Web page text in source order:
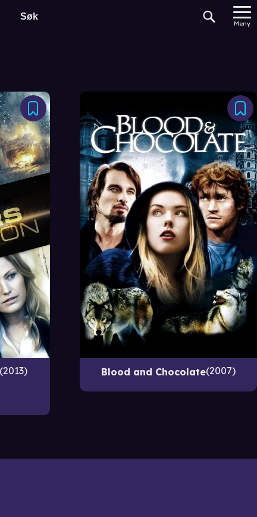
Meny
2013 Blood and Chocolate 2007